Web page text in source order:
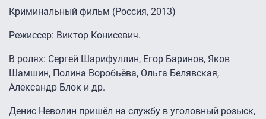
Криминальный фильм (Россия, 2013)
Режиссер: Виктор Конисевич.
В ролях: Сергей Шарифуллин, Егор Баринов, Яков
Шамшин, Полина Воробьёва, Ольга Белявская,
Александр Блок и др.
Денис Неволин пришёл на службу в уголовный розыск,